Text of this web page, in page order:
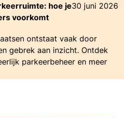
hoe je
voorkomt
30 juni 2026
ontstaat vaak door
gebrek aan inzicht. Ontdek
parkeerbeheer en meer